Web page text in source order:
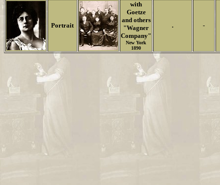
Portrait
with
Goetze
and others
"Wagner
Company"
New York
1890
. -